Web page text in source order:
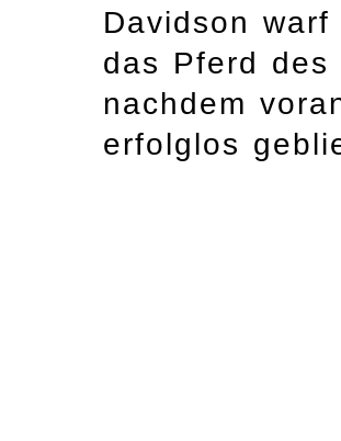
Davidson
das Pferd
nachdem
erfolglos